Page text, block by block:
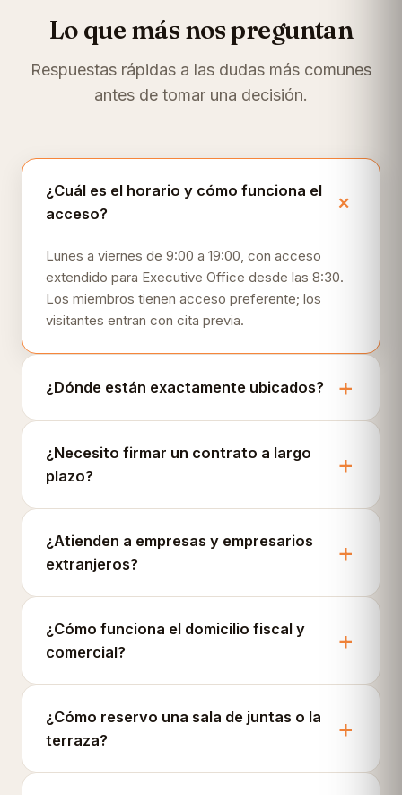
Lo que más nos preguntan
Respuestas rápidas a las dudas más comunes
antes de tomar una decisión.
¿Cuál es el horario y cómo funciona el
acceso?
Lunes a viernes de 9:00 a 19:00, con acceso
extendido para Executive Office desde las 8:30.
Los miembros tienen acceso preferente; los
visitantes entran con cita previa.
¿Dónde están exactamente ubicados?
¿Necesito firmar un contrato a largo
plazo?
¿Atienden a empresas y empresarios
extranjeros?
¿Cómo funciona el domicilio fiscal y
comercial?
¿Cómo reservo una sala de juntas o la
terraza?